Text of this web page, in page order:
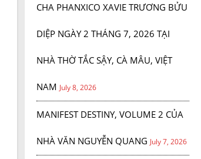
CHA PHANXICO XAVIE TRƯƠNG BỬU
DIỆP NGÀY 2 THÁNG 7, 2026 TẠI
NHÀ THỜ TẮC SẬY, CÀ MÂU, VIỆT
NAM July 8, 2026
MANIFEST DESTINY, VOLUME 2 CỦA
NHÀ VĂN NGUYỄN QUANG July 7, 2026